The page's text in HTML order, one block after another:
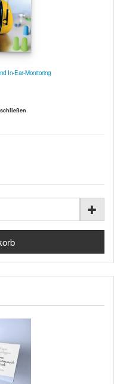
In-Ear-Monitoring